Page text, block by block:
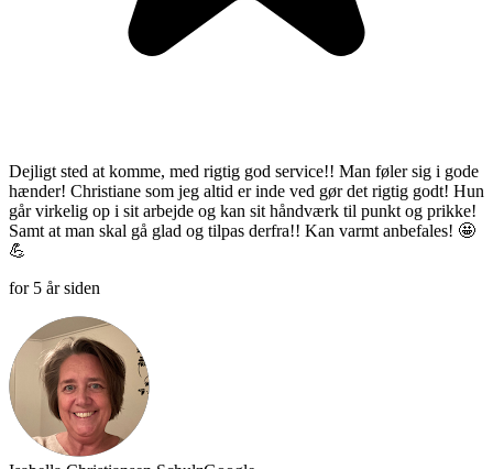
Dejligt sted at komme, med rigtig god service!! Man føler sig i gode
hænder! Christiane som jeg altid er inde ved gør det rigtig godt! Hun
går virkelig op i sit arbejde og kan sit håndværk til punkt og prikke!
Samt at man skal gå glad og tilpas derfra!! Kan varmt anbefales! 🤩
💪
for 5 år siden